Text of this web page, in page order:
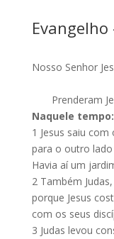
Evangelho
Nosso Senhor
Prenderam
Naquele tempo:
1 Jesus saiu com
para o outro
Havia aí um
2 Também
porque Jesus
com os seus
3 Judas levou